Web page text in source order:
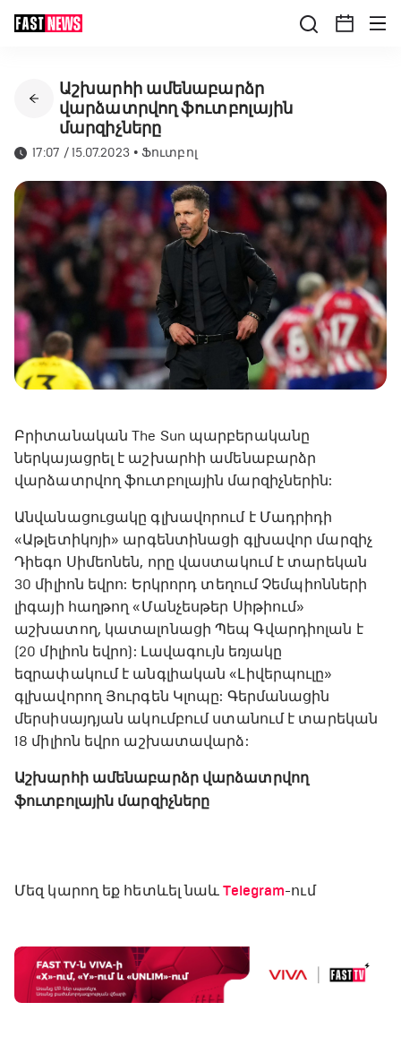
Աշխարհի ամենաբարձր
վարձատրվող ֆուտբոլային
մարզիչները
17:07 / 15.07.2023 •Ֆուտբոլ
Բրիտանական The Sun պարբերականը
ներկայացրել է աշխարհի ամենաբարձր
վարձատրվող ֆուտբոլային մարզիչներին:
Անվանացուցակը գլխավորում է Մադրիդի
«Աթլետիկոյի» արգենտինացի գլխավոր մարզիչ
Դիեգո Սիմեոնեն, որը վաստակում է տարեկան
30 միլիոն եվրո: Երկրորդ տեղում Չեմպիոնների
լիգայի հաղթող «Մանչեսթեր Սիթիում»
աշխատող, կատալոնացի Պեպ Գվարդիոլան է
(20 միլիոն եվրո): Լավագույն եռյակը
եզրափակում է անգլիական «Լիվերպուլը»
գլխավորող Յուրգեն Կլոպը: Գերմանացին
մերսիսայդյան ակումբում ստանում է տարեկան
18 միլիոն եվրո աշխատավարձ:
Աշխարհի ամենաբարձր վարձատրվող
ֆուտբոլային մարզիչները
Մեզ կարող եք հետևել նաև Telegram-ում